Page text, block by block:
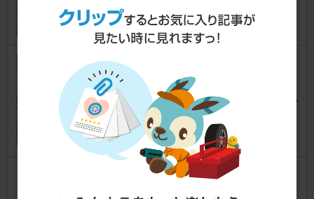
0
RAYS VOLK RACING G25
セレナ
ばでぃ号@Twinsぱぱさん
52
ZEETEX ZT6000 ECO